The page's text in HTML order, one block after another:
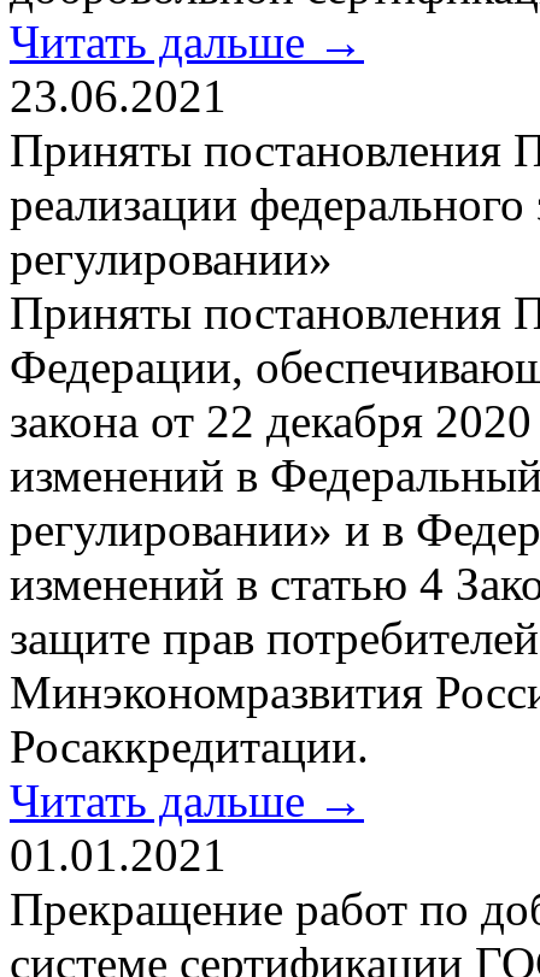
Читать дальше →
23.06.2021
Приняты постановления
реализации
регулировании»
Приняты постановления
Федерации,
закона от 22 декабря
изменений в
регулировании» и в
изменений в статью 4
защите прав
Минэкономразвития
Росаккредитации.
Читать дальше →
01.01.2021
Прекращение работ по
системе сертификации